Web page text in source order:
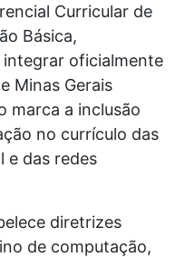
Curricular de
Básica,
integrar oficialmente
Minas Gerais
marca a inclusão
no currículo das
e das redes
diretrizes
de computação,